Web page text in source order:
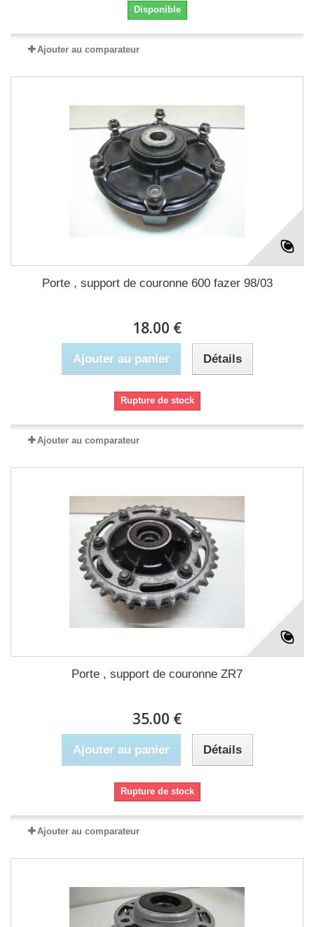
Disponible
Ajouter au comparateur
Porte , support de couronne 600 fazer 98/03
18.00 €
Ajouter au panier Détails
Rupture de stock
Ajouter au comparateur
Porte , support de couronne ZR7
35.00 €
Ajouter au panier Détails
Rupture de stock
Ajouter au comparateur